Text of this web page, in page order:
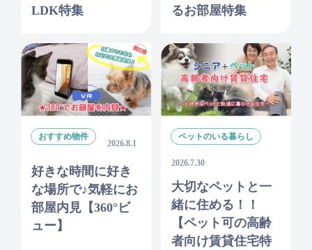
LDK特集
るお部屋特集
おすすめ物件
2026.8.1
好きな時間に好き
な場所で♪気軽にお
部屋内見【360°ビ
ュー】
ペットのいる暮らし
2026.7.30
大切なペットと一
緒に住める！！
【ペット可の高齢
者向け賃貸住宅特